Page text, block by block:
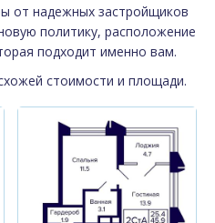
от надежных застройщиков
политику, расположение
подходит именно вам.
стоимости и площади.